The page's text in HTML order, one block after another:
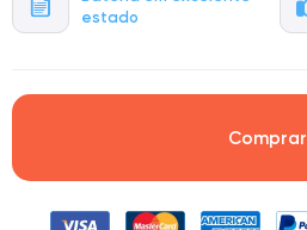
estado
Comprar